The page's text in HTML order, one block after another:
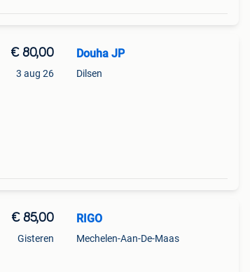
€ 80,00
3 aug 26
Douha JP
Dilsen
€ 85,00
Gisteren
RIGO
Mechelen-Aan-De-Maas